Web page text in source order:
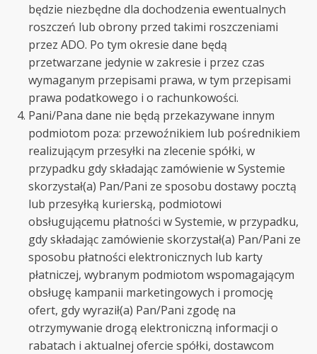
będzie niezbędne dla dochodzenia ewentualnych
roszczeń lub obrony przed takimi roszczeniami
przez ADO. Po tym okresie dane będą
przetwarzane jedynie w zakresie i przez czas
wymaganym przepisami prawa, w tym przepisami
prawa podatkowego i o rachunkowości.
Pani/Pana dane nie będą przekazywane innym
podmiotom poza: przewoźnikiem lub pośrednikiem
realizującym przesyłki na zlecenie spółki, w
przypadku gdy składając zamówienie w Systemie
skorzystał(a) Pan/Pani ze sposobu dostawy pocztą
lub przesyłką kurierską, podmiotowi
obsługującemu płatności w Systemie, w przypadku,
gdy składając zamówienie skorzystał(a) Pan/Pani ze
sposobu płatności elektronicznych lub karty
płatniczej, wybranym podmiotom wspomagającym
obsługę kampanii marketingowych i promocję
ofert, gdy wyraził(a) Pan/Pani zgodę na
otrzymywanie drogą elektroniczną informacji o
rabatach i aktualnej ofercie spółki, dostawcom